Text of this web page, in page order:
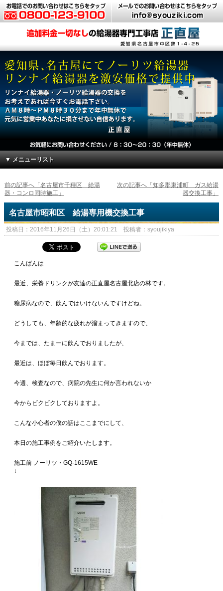
▼ メニューリスト
前の記事へ「名古屋市千種区 給湯
器・コンロ同時施工」
次の記事へ「知多郡東浦町 ガス給湯
器交換工事」
名古屋市昭和区 給湯専用機交換工事
投稿日：2016年11月26日（土）20:01:21 投稿者：syoujikiya
こんばんは
最近、栄養ドリンクが友達の正直屋名古屋北店の林です。
糖尿病なので、飲んではいけないんですけどね。
どうしても、年齢的な疲れが溜まってきますので、
今までは、たまーに飲んでおりましたが、
最近は、ほぼ毎日飲んでおります。
今週、検査なので、病院の先生に何か言われないか
今からビクビクしておりますよ。
こんな小心者の僕の話はここまでにして、
本日の施工事例をご紹介いたします。
施工前 ノーリツ・GQ-1615WE
↓